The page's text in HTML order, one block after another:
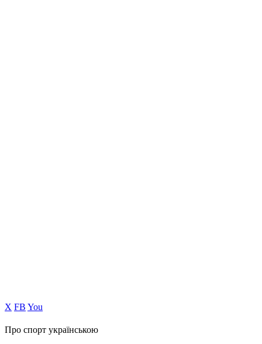
Х FB You
Про спорт українською